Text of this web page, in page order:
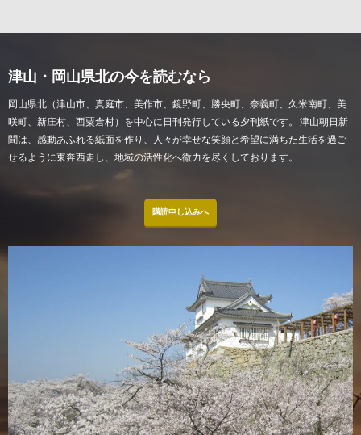
津山・岡山県北の今を読むなら
岡山県北（津山市、真庭市、美作市、鏡野町、勝央町、奈義町、久米南町、美
咲町、新庄村、西粟倉村）を中心に日刊発行している夕刊紙です。 津山朝日新
聞は、感動あふれる紙面を作り、人々が幸せな笑顔と希望に満ちた生活を過ご
せるように東奔西走し、地域の活性化へ微力を尽くしております。
購読申し込みへ